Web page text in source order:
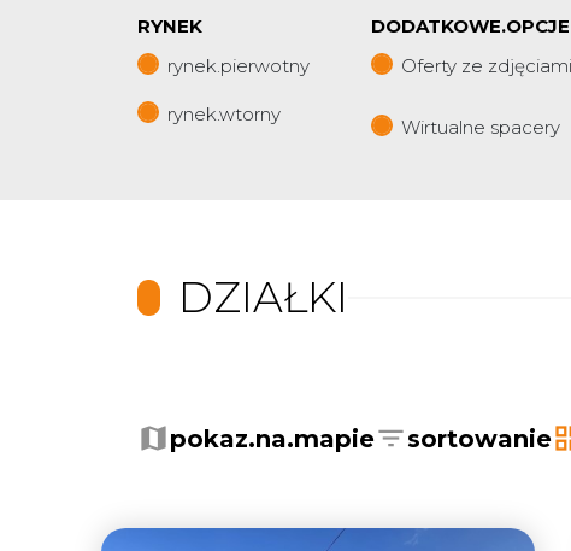
RYNEK
rynek.pierwotny
rynek.wtorny
DODATKOWE.OPCJE
Oferty ze zdjęciami
Wirtualne spacery
DZIAŁKI
−pokaz.na.mapie sortowanie